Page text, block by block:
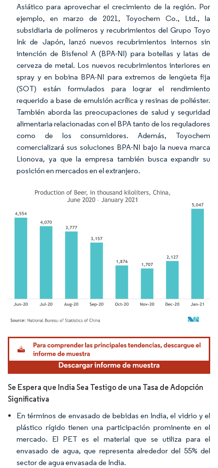
Asiático para aprovechar el crecimiento de la región. Por
ejemplo, en marzo de 2021, Toyochem Co., Ltd., la
subsidiaria de polímeros y recubrimientos del Grupo Toyo
Ink de Japón, lanzó nuevos recubrimientos internos sin
intención de Bisfenol A (BPA-NI) para botellas y latas de
cerveza de metal. Los nuevos recubrimientos interiores en
spray y en bobina BPA-NI para extremos de lengüeta fija
(SOT) están formulados para lograr el rendimiento
requerido a base de emulsión acrílica y resinas de poliéster.
También aborda las preocupaciones de salud y seguridad
alimentaria relacionadas con el BPA tanto de los reguladores
como de los consumidores. Además, Toyochem
comercializará sus soluciones BPA-NI bajo la nueva marca
Lionova, ya que la empresa también busca expandir su
posición en mercados en el extranjero.
Imagen © Mordor Intelligence. El uso requiere atribución según CC BY 4.0.
Se Espera que India Sea Testigo de una Tasa de Adopción
Significativa
En términos de envasado de bebidas en India, el vidrio y el
plástico rígido tienen una participación prominente en el
mercado. El PET es el material que se utiliza para el
envasado de agua, que representa alrededor del 55% del
sector de agua envasada de India.